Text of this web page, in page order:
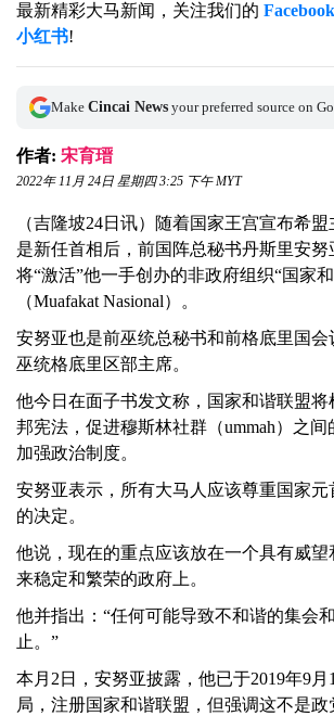
最新精彩大马新闻，关注我们的 Facebook
小红书!
Make Cincai News your preferred source on
作者: 宋育瑨
2022年 11月 24日 星期四 3:25 下午 MYT
（吉隆坡24日讯）随着国家王宫宣布希
是新任首相后，前国阵总秘书丹斯里安努
将“激活”他一手创办的非政府组织“国家
（Muafakat Nasional）。
安努亚也是前巫统总秘书和前格底里国
巫统格底里区部主席。
他今日在面子书发文称，国家和谐联盟将
邦宪法，促进穆斯林社群（ummah）之
加强政治制度。
安努亚表示，所有大马人应该尊重国家元
的决定。
他说，现在的重点应该放在一个具有威
来稳定和繁荣的政府上。
他并指出：“任何可能导致不和谐的集会
止。”
本月2日，安努亚披露，他已于2019年9
局，注册国家和谐联盟，但强调这不是